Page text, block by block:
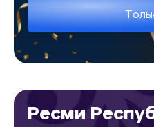
Ресми